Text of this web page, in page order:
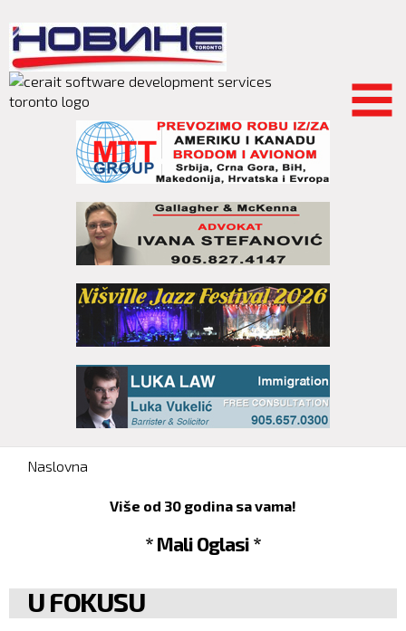
main
content
You are here
Naslovna
Više od 30 godina sa vama!
* Mali Oglasi *
U FOKUSU